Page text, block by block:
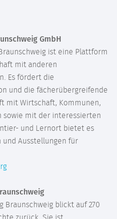
GmbH
ist eine Plattform
mit anderen
Es fördert die
und die fächerübergreifende
mit Wirtschaft, Kommunen,
sowie mit der interessierten
und Lernort bietet es
und Ausstellungen für
Braunschweig blickt auf 270